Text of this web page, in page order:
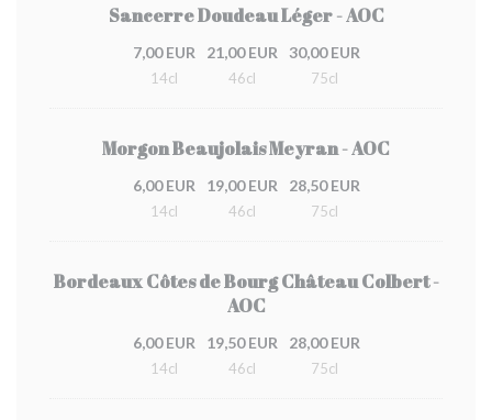
Sancerre Doudeau Léger - AOC
7,00 EUR
14cl
21,00 EUR
46cl
30,00 EUR
75cl
Morgon Beaujolais Meyran - AOC
6,00 EUR
14cl
19,00 EUR
46cl
28,50 EUR
75cl
Bordeaux Côtes de Bourg Château Colbert -
AOC
6,00 EUR
14cl
19,50 EUR
46cl
28,00 EUR
75cl